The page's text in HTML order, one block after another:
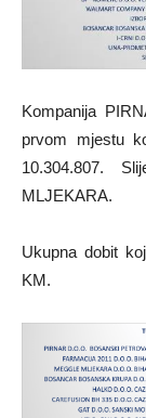
Kompanija
prvom mjestu
10.304.807.
MLJEKARA.
Ukupna dobit
KM.